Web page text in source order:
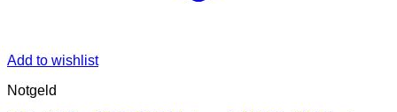
Add to wishlist
Notgeld